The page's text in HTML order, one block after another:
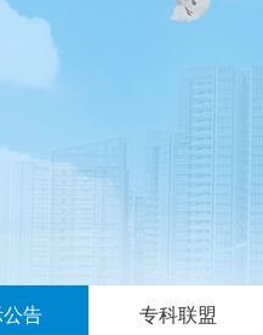
告 专科联盟